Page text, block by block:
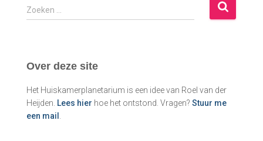
Z
o
n
a
a
r
Zoeken …
Over deze site
Het Huiskamerplanetarium is een idee van Roel van der
Heijden. Lees hier hoe het ontstond. Vragen? Stuur me
een mail .